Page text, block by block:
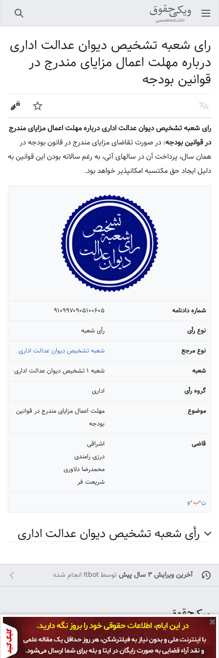
باز کردن منو اصلی جستجو
رای شعبه تشخیص دیوان عدالت اداری
درباره مهلت اعمال مزایای مندرج در
قوانین بودجه
زبان پیگیری ویرایش
رای شعبه تشخیص دیوان عدالت اداری درباره مهلت اعمال مزایای مندرج
در قوانین بودجه: در صورت تقاضای مزایای مندرج در قانون بودجه در
همان سال، پرداخت آن در سالهای آتی، به رغم سالانه بودن این قوانین به
دلیل ایجاد حق مکتسبه امکانپذیر خواهد بود.
شماره دادنامه
۹۱۰۹۹۷۰۹۰۵۱۰۰۶۰۵
نوع رأی
رأی شعبه
نوع مرجع
شعبه تشخیص دیوان عدالت اداری
شعبه
شعبه ۱ تشخیص دیوان عدالت اداری
گروه رأی
اداری
موضوع
مهلت اعمال مزایای مندرج در قوانین
بودجه
قاضی
اشراقی
درزی رامندی
محمدرضا دلاوری
شریعت فر
ن ب و
رأی شعبه تشخیص دیوان عدالت اداری
آخرین ویرایش ۳ سال پیش توسطItbot انجام شده
تمامی حقوق برایپژوهشکده حقوق و قانون ایران محفوظ است و هرگونه کپی
✖